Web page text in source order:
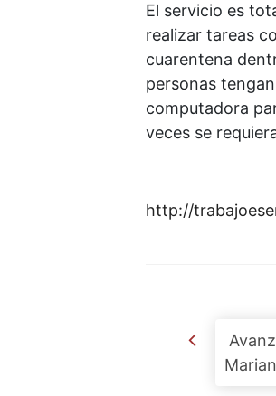
El servicio es
realizar tareas
cuarentena
personas
computadora
veces se
http://
Post